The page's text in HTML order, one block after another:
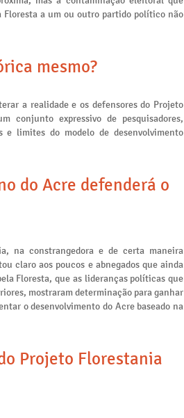
Floresta a um ou outro partido político não
mesmo?
a realidade e os defensores do Projeto
conjunto expressivo de pesquisadores,
e limites do modelo de desenvolvimento
do Acre defenderá o
na constrangedora e de certa maneira
claro aos poucos e abnegados que ainda
Floresta, que as lideranças políticas que
mostraram determinação para ganhar
o desenvolvimento do Acre baseado na
Projeto Florestania